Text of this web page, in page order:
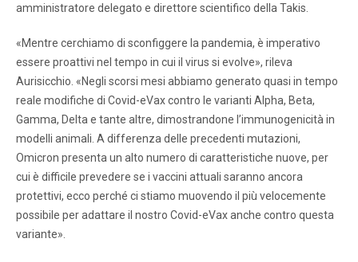
amministratore delegato e direttore scientifico della Takis.
«Mentre cerchiamo di sconfiggere la pandemia, è imperativo
essere proattivi nel tempo in cui il virus si evolve», rileva
Aurisicchio. «Negli scorsi mesi abbiamo generato quasi in tempo
reale modifiche di Covid-eVax contro le varianti Alpha, Beta,
Gamma, Delta e tante altre, dimostrandone l’immunogenicità in
modelli animali. A differenza delle precedenti mutazioni,
Omicron presenta un alto numero di caratteristiche nuove, per
cui è difficile prevedere se i vaccini attuali saranno ancora
protettivi, ecco perché ci stiamo muovendo il più velocemente
possibile per adattare il nostro Covid-eVax anche contro questa
variante».